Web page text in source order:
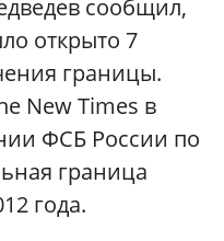
сообщил,
открыто 7
границы.
New Times в
ФСБ России по
граница
года.